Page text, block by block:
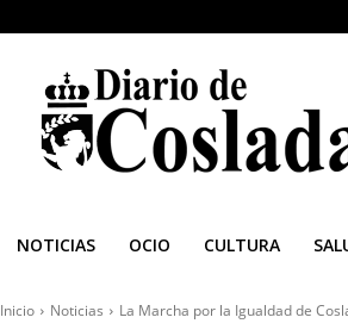
Diario
de
Coslada
NOTICIAS OCIO CULTURA
Inicio Noticias La Marcha por la Igualdad de